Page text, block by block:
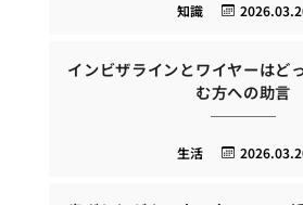
知識
インビザラインとワイヤーはど
む方への助言
生活